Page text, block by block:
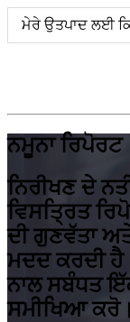
ਮੇਰੇ ਉਤਪਾਦ ਲਈ
ਨਮੂਨਾ ਰਿਪੋਰਟ
ਨਿਰੀਖਣ ਦੇ
ਵਿਸਤ੍ਰਿਤ
ਦੀ ਗੁਣਵੱਤਾ
ਮਦਦ ਕਰਦੀ
ਨਾਲ ਸਬੰਧਤ
ਸਮੀਖਿਆ ਕਰੋ।